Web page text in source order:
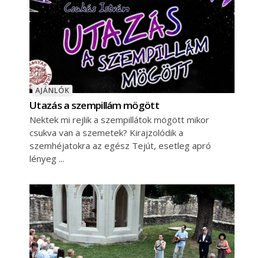
AJÁNLÓK
Utazás a szempillám mögött
Nektek mi rejlik a szempillátok mögött mikor
csukva van a szemetek? Kirajzolódik a
szemhéjatokra az egész Tejút, esetleg apró
lényeg